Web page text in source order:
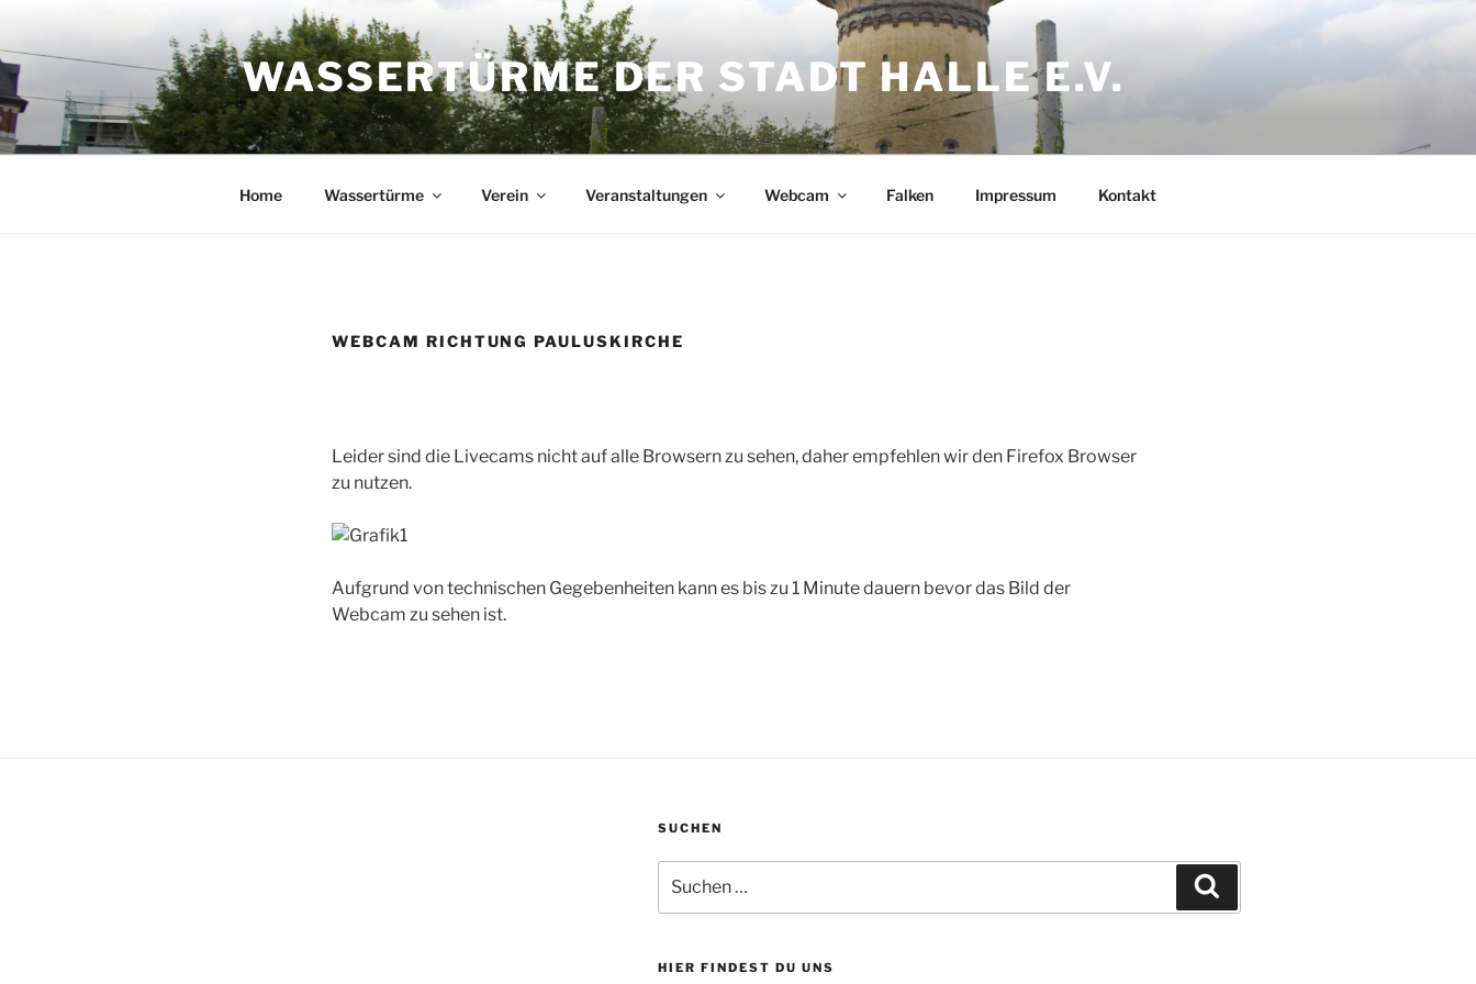
springen
WASSERTÜRME DER STADT HALLE E.V.
Home Wassertürme Verein Veranstaltungen Webcam Falken Impressum Kontakt
WEBCAM RICHTUNG PAULUSKIRCHE
Leider sind die Livecams nicht auf alle Browsern zu sehen, daher empfehlen wir den Firefox Browser
zu nutzen.
Aufgrund von technischen Gegebenheiten kann es bis zu 1 Minute dauern bevor das Bild der
Webcam zu sehen ist.
SUCHEN
nach:
HIER FINDEST DU UNS